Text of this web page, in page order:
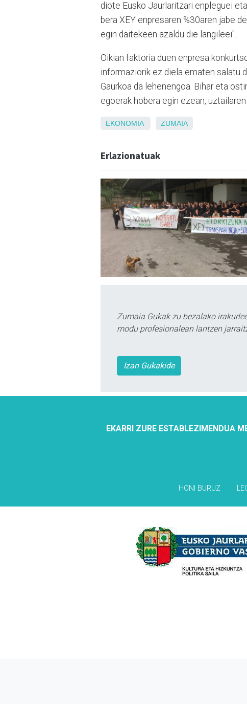
diote Eusko Jaurlaritzari enpleguei
bera XEY enpresaren %30aren jabe
egin daitekeen azaldu die langileei".
Oikian faktoria duen enpresa
informaziorik ez diela ematen salatu
Gaurkoa da lehenengoa. Bihar eta
egoerak hobera egin ezean,
EKONOMIA ZUMAIA
Erlazionatuak
Zumaia Gukak zu bezalako
modu profesionalean lantzen
Izan Gukakide
EKARRI ZURE ESTABLEZIMENDUA
HONI BURUZ